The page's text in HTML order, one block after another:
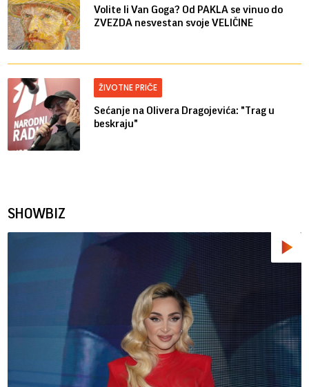
Volite li Van Goga? Od PAKLA se vinuo do
ZVEZDA nesvestan svoje VELIČINE
ŽIVOTNE PRIČE
Sećanje na Olivera Dragojevića: "Trag u
beskraju"
SHOWBIZ